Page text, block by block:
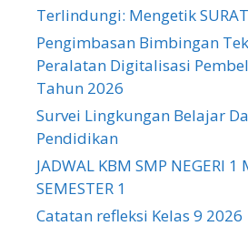
Terlindungi: Mengetik
Pengimbasan Bimbingan
Peralatan Digitalisasi
Tahun 2026
Survei Lingkungan Belajar
Pendidikan
JADWAL KBM SMP NEGERI 1
SEMESTER 1
Catatan refleksi Kelas 9 2026